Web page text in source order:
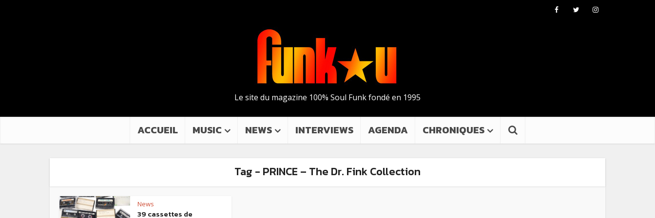
Le site du magazine 100% Soul Funk fondé en 1995
ACCUEIL MUSIC NEWS INTERVIEWS AGENDA CHRONIQUES
Tag - PRINCE – The Dr. Fink Collection
News
39 cassettes de